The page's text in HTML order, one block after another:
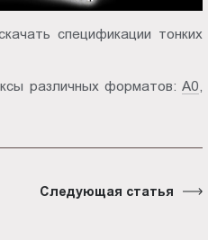
спецификации тонких
различных форматов: А0
Следующая статья